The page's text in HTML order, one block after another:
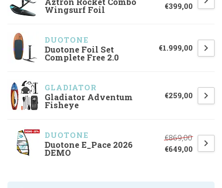
Wingsurf Foil €399,00
DUOTONE
Duotone Foil Set
Complete Free 2.0
€1.999,00
GLADIATOR
Gladiator Adventum
Fisheye
€259,00
DUOTONE
Duotone E_Pace 2026
DEMO
€869,00
€649,00